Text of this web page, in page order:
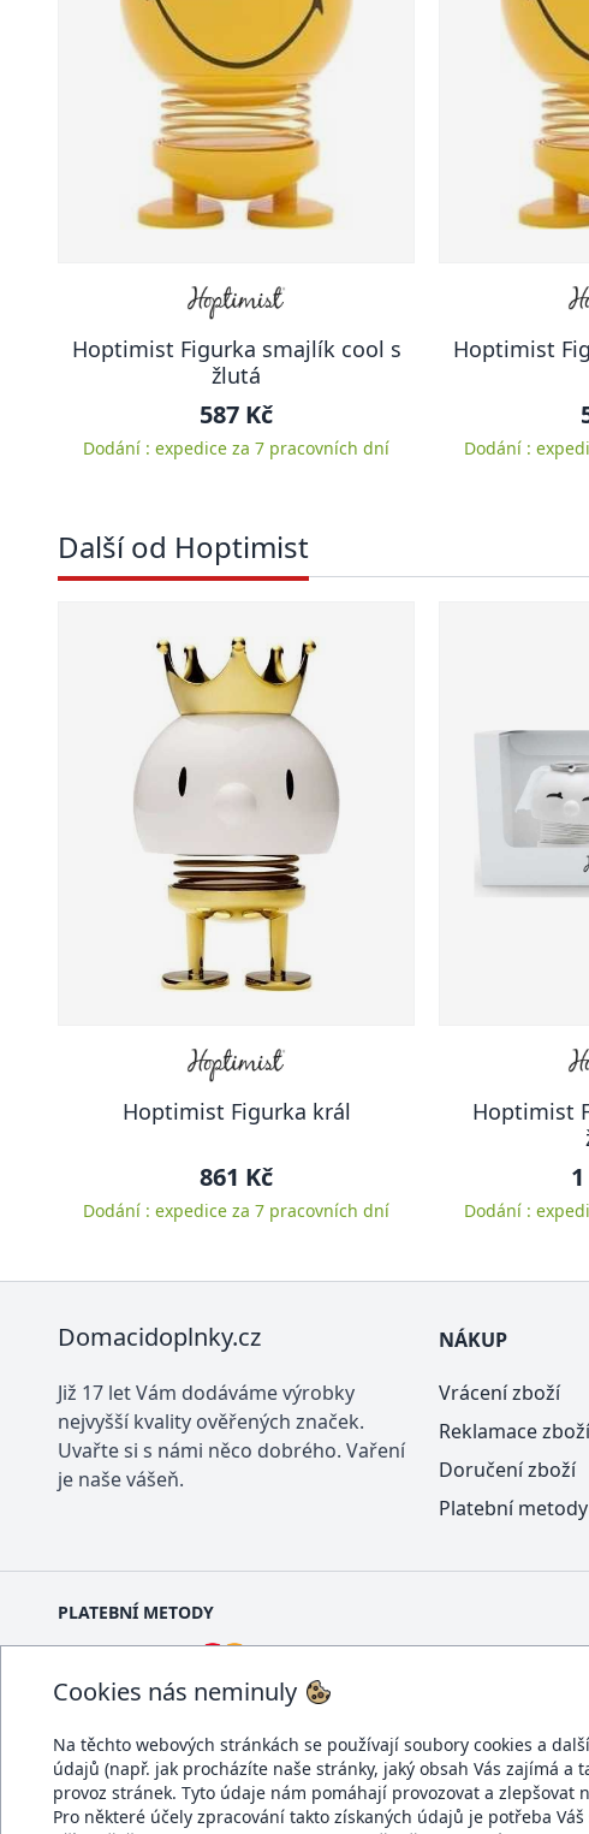
Hoptimist Figurka smajlík cool s
žlutá
587 Kč
Dodání : expedice za 7 pracovních dní
Hoptimist
Dodání :
Další od Hoptimist
Hoptimist Figurka král
861 Kč
Dodání : expedice za 7 pracovních dní
Hoptimist
Dodání :
Cookies nás neminuly
Na těchto webových stránkách se používají soubory cookies a
údajů (např. jak procházíte naše stránky, jaký obsah Vás zajímá
provoz stránek. Tyto údaje nám pomáhají provozovat a zlepšovat
Pro některé účely zpracování takto získaných údajů je potřeba
Domacidoplnky.cz
Již 17 let Vám dodáváme výrobky
nejvyšší kvality ověřených značek.
Uvařte si s námi něco dobrého. Vaření
je naše vášeň.
NÁKUP
Vrácení zboží
Reklamace zboží
Doručení zboží
Platební metody
PLATEBNÍ METODY
DOPRAVCI